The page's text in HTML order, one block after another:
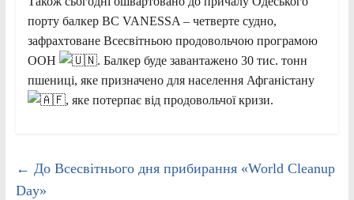
порту балкер BC VANESSA – четверте судно,
зафрахтоване Всесвітньою продовольчою програмою
ООН
. Балкер буде завантажено 30 тис. тонн
пшениці, яке призначено для населення Афганістану
, яке потерпає від продовольчої кризи.
← До Всесвітнього дня прибирання «World Cleanup
Day»